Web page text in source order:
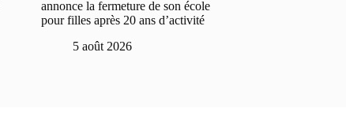
annonce la fermeture de son école
pour filles après 20 ans d’activité
5 août 2026